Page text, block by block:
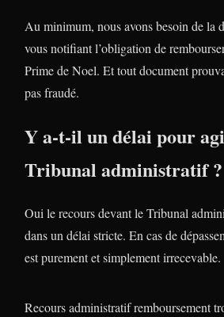
Au minimum, nous avons besoin de la
vous notifiant l’obligation de
Prime de Noel. Et tout document
pas fraudé.
Y a-t-il un délai pour
Tribunal administratif ?
Oui le recours devant le Tribunal
dans un délai stricte. En cas de
est purement et simplement irrecevable.
Recours administratif remboursement